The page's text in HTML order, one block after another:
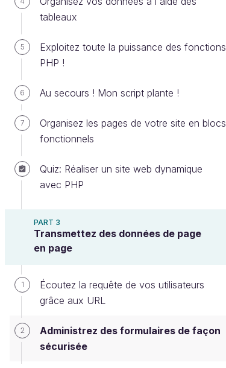
tableaux
5
Exploitez toute la puissance des fonctions
PHP !
6 Au secours ! Mon script plante !
7
Organisez les pages de votre site en blocs
fonctionnels
Quiz: Réaliser un site web dynamique
avec PHP
PART 3
Transmettez des données de page
en page
1
Écoutez la requête de vos utilisateurs
grâce aux URL
2
Administrez des formulaires de façon
sécurisée